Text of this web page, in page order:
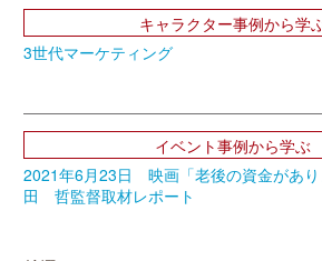
キャラクター事例から学
3世代マーケティング
イベント事例から学ぶ
2021年6月23日 映画「老後の資金があ
田 哲監督取材レポート